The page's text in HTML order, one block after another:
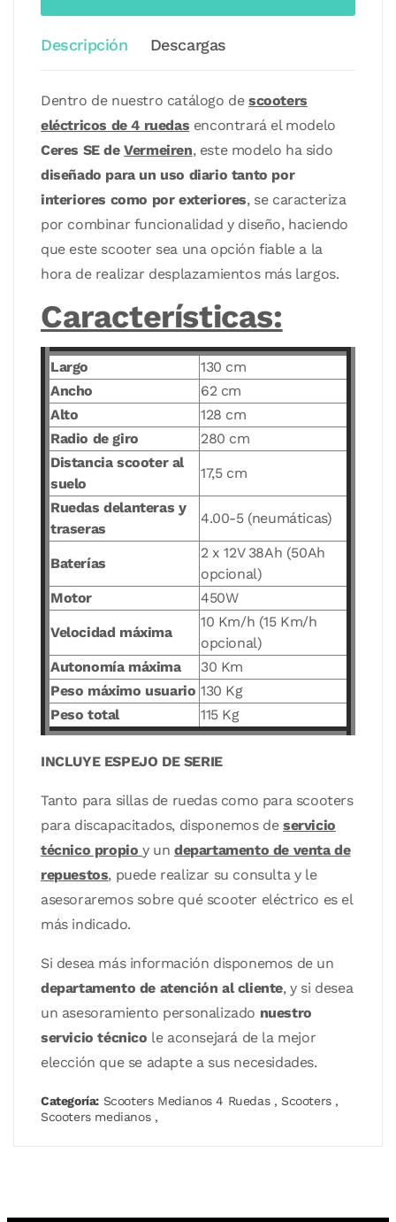
Descripción Descargas
Dentro de nuestro catálogo de scooters
eléctricos de 4 ruedas encontrará el modelo
Ceres SE deVermeiren, este modelo ha sido
diseñado para un uso diario tanto por
interiores como por exteriores, se caracteriza
por combinar funcionalidad y diseño, haciendo
que este scooter sea una opción fiable a la
hora de realizar desplazamientos más largos.
Características:
Largo
130 cm
Ancho
62 cm
Alto
128 cm
Radio de giro
280 cm
Distancia scooter al
suelo
17,5 cm
Ruedas delanteras y
traseras
4.00-5 (neumáticas)
Baterías
2 x 12V 38Ah (50Ah
opcional)
Motor
450W
Velocidad máxima
10 Km/h (15 Km/h
opcional)
Autonomía máxima
30 Km
Peso máximo usuario 130 Kg
Peso total
115 Kg
INCLUYE ESPEJO DE SERIE
Tanto para sillas de ruedas como para scooters
para discapacitados, disponemos deservicio
técnico propio y undepartamento de venta de
repuestos, puede realizar su consulta y le
asesoraremos sobre qué scooter eléctrico es el
más indicado.
Si desea más información disponemos de un
departamento de atención al cliente, y si desea
un asesoramiento personalizado nuestro
servicio técnico le aconsejará de la mejor
elección que se adapte a sus necesidades.
Categoría: Scooters Medianos 4 Ruedas, Scooters,
Scooters medianos,